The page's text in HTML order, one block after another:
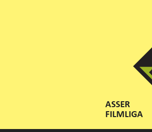
ASSER
FILMLIGA